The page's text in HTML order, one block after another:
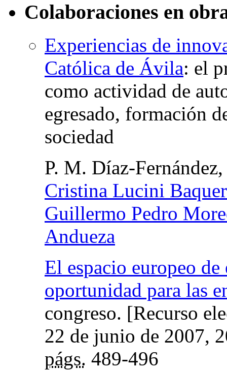
Colaboraciones en
Experiencias de
Católica de Ávila: el
como actividad de
egresado, formación
sociedad
P. M. Díaz-
Cristina Lucini
Guillermo Pedro
Andueza
El espacio europeo
oportunidad para las
congreso. [Recurso
22 de junio de 2007,
págs. 489-496